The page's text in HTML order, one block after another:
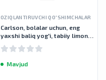
OZIQLANTIRUVCHI QO'SHIMCHALAR
Carlson, bolalar uchun, eng
yaxshi baliq yog'i, tabiiy limon
ta'mli, 800 mg, 200 ml
Mavjud